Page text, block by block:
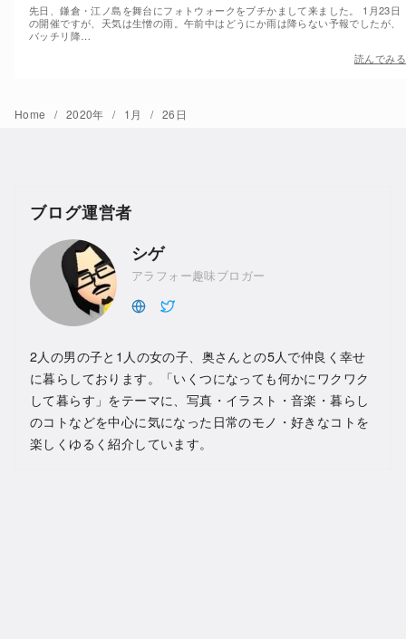
先日、鎌倉・江ノ島を舞台にフォトウォークをブチかまして来ました。 1月23日
の開催ですが、天気は生憎の雨。午前中はどうにか雨は降らない予報でしたが、
バッチリ降…
読んでみる
Home 2020年 1月 26日
ブログ運営者
シゲ
アラフォー趣味ブロガー
2人の男の子と1人の女の子、奥さんとの5人で仲良く幸せ
に暮らしております。「いくつになっても何かにワクワク
して暮らす」をテーマに、写真・イラスト・音楽・暮らし
のコトなどを中心に気になった日常のモノ・好きなコトを
楽しくゆるく紹介しています。